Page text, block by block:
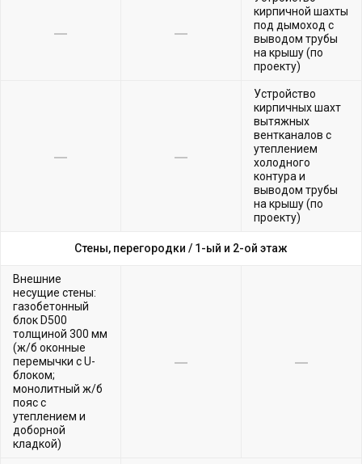
кирпичной шахты
под дымоход с
выводом трубы
на крышу (по
проекту)
Устройство
кирпичных шахт
вытяжных
вентканалов с
утеплением
холодного
контура и
выводом трубы
на крышу (по
проекту)
Стены, перегородки / 1-ый и 2-ой этаж
Внешние
несущие стены:
газобетонный
блок D500
толщиной 300 мм
(ж/б оконные
перемычки с U-
блоком;
монолитный ж/б
пояс с
утеплением и
доборной
кладкой)